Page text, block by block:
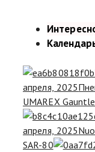
апреля, 2025
UMAREX
апреля, 2025
SAR-80